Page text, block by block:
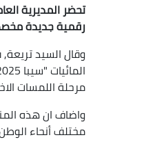
تحضر المديرية
رقمية جديدة
وقال السيد
مرحلة اللمسات
واضاف ان هذه
مختلف أنحاء